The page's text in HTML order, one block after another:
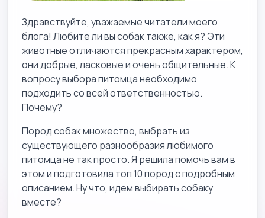
Здравствуйте, уважаемые читатели моего
блога! Любите ли вы собак также, как я? Эти
животные отличаются прекрасным характером,
они добрые, ласковые и очень общительные. К
вопросу выбора питомца необходимо
подходить со всей ответственностью.
Почему?
Пород собак множество, выбрать из
существующего разнообразия любимого
питомца не так просто. Я решила помочь вам в
этом и подготовила топ 10 пород с подробным
описанием. Ну что, идем выбирать собаку
вместе?